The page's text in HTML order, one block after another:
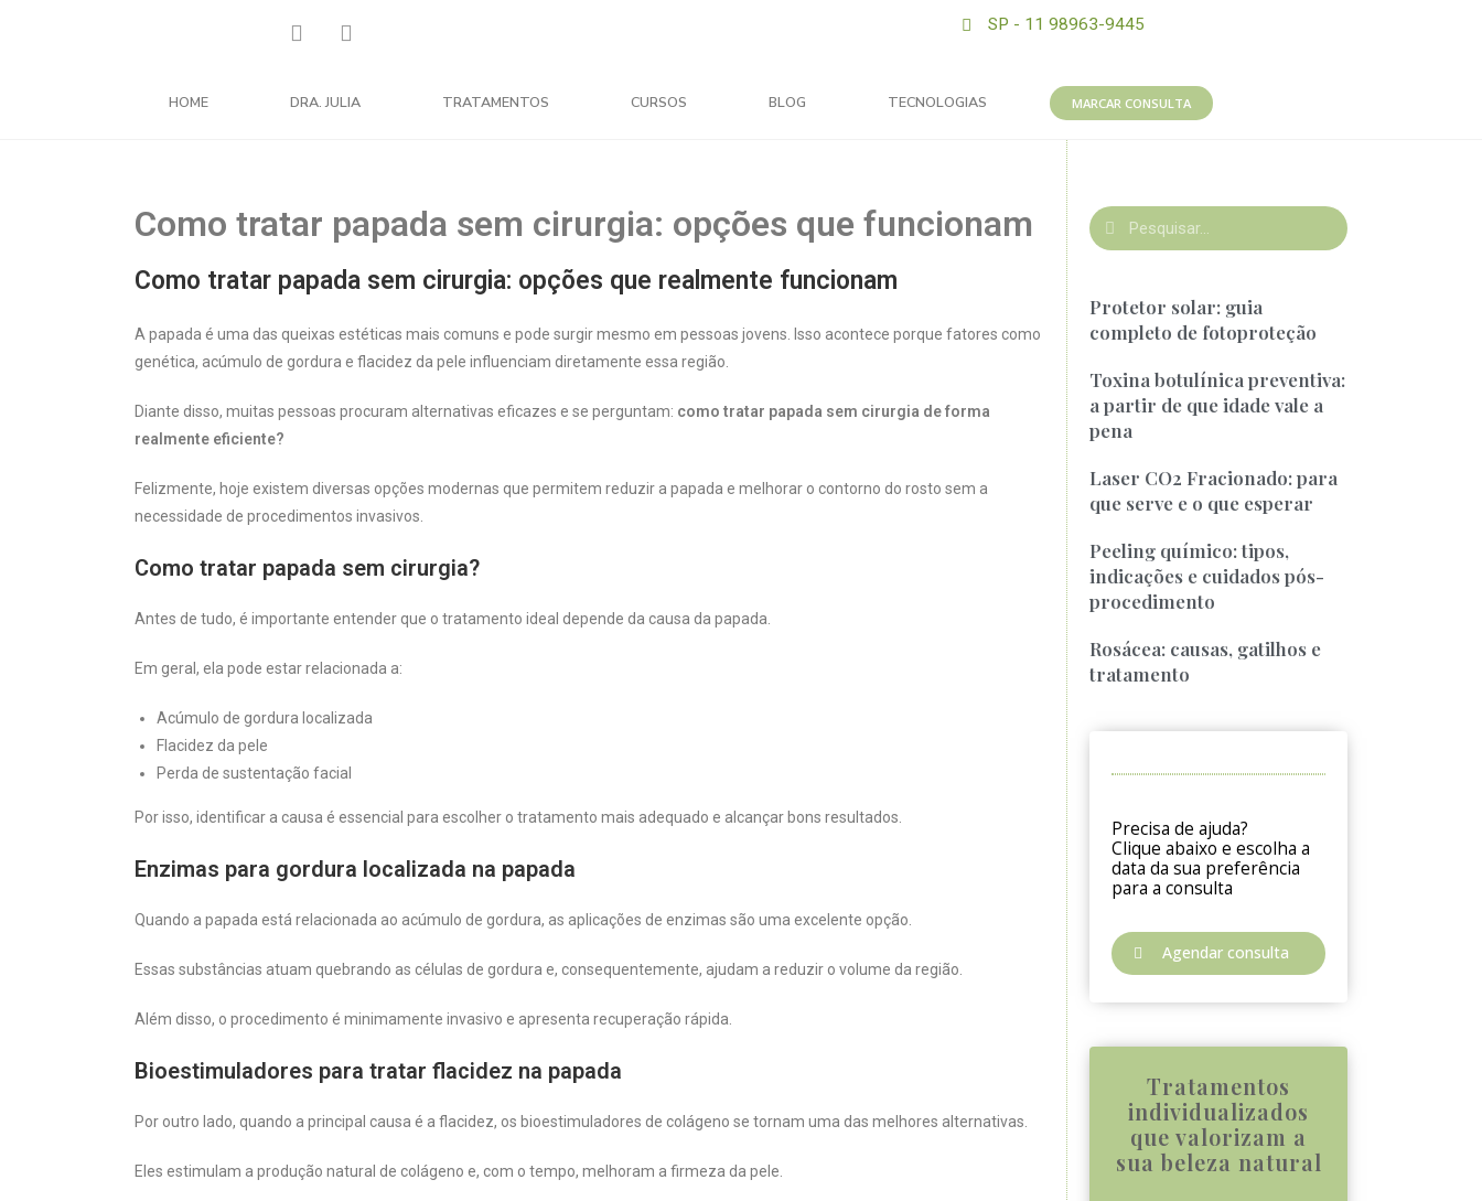
SP - 11 98963-9445
HOME DRA. JULIA TRATAMENTOS CURSOS BLOG TECNOLOGIAS MARCAR CONSULTA
Como tratar papada sem cirurgia: opções que funcionam
Como tratar papada sem cirurgia: opções que realmente funcionam
A papada é uma das queixas estéticas mais comuns e pode surgir mesmo em pessoas jovens. Isso acontece porque fatores como
genética, acúmulo de gordura e flacidez da pele influenciam diretamente essa região.
Diante disso, muitas pessoas procuram alternativas eficazes e se perguntam: como tratar papada sem cirurgia de forma
realmente eficiente?
Felizmente, hoje existem diversas opções modernas que permitem reduzir a papada e melhorar o contorno do rosto sem a
necessidade de procedimentos invasivos.
Como tratar papada sem cirurgia?
Antes de tudo, é importante entender que o tratamento ideal depende da causa da papada.
Em geral, ela pode estar relacionada a:
Acúmulo de gordura localizada
Flacidez da pele
Perda de sustentação facial
Por isso, identificar a causa é essencial para escolher o tratamento mais adequado e alcançar bons resultados.
Enzimas para gordura localizada na papada
Quando a papada está relacionada ao acúmulo de gordura, as aplicações de enzimas são uma excelente opção.
Essas substâncias atuam quebrando as células de gordura e, consequentemente, ajudam a reduzir o volume da região.
Além disso, o procedimento é minimamente invasivo e apresenta recuperação rápida.
Bioestimuladores para tratar flacidez na papada
Por outro lado, quando a principal causa é a flacidez, os bioestimuladores de colágeno se tornam uma das melhores alternativas.
Eles estimulam a produção natural de colágeno e, com o tempo, melhoram a firmeza da pele.
Protetor solar: guia
completo de fotoproteção
Toxina botulínica preventiva:
a partir de que idade vale a
pena
Laser CO2 Fracionado: para
que serve e o que esperar
Peeling químico: tipos,
indicações e cuidados pós-
procedimento
Rosácea: causas, gatilhos e
tratamento
Precisa de ajuda?
Clique abaixo e escolha a
data da sua preferência
para a consulta
Agendar consulta
Tratamentos
individualizados
que valorizam a
sua beleza natural